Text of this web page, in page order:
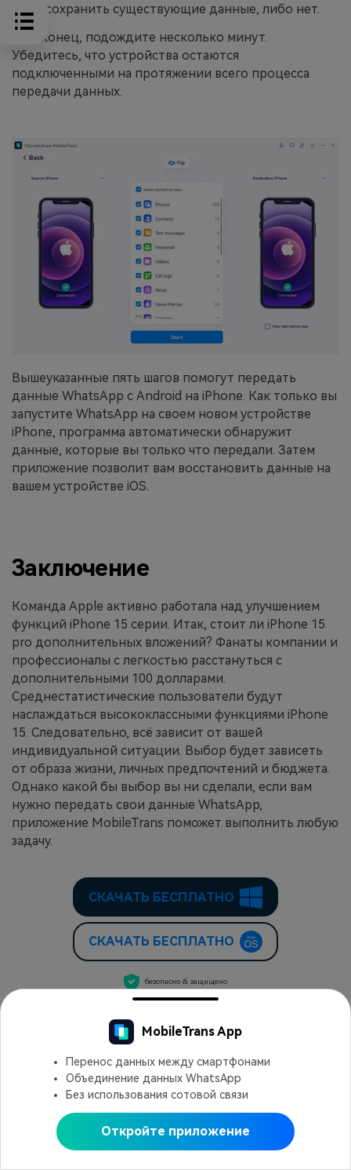
Открыть в MobileTrans
MobileTrans App
Перенос данных между смартфонами
Объединение данных WhatsApp
Без использования сотовой связи
Откройте приложение
либо сохранить существующие данные, либо нет.
5. Наконец, подождите несколько минут.
Убедитесь, что устройства остаются
подключенными на протяжении всего процесса
передачи данных.
Вышеуказанные пять шагов помогут передать
данные WhatsApp с Android на iPhone. Как только вы
запустите WhatsApp на своем новом устройстве
iPhone, программа автоматически обнаружит
данные, которые вы только что передали. Затем
приложение позволит вам восстановить данные на
вашем устройстве iOS.
Заключение
Команда Apple активно работала над улучшением
функций iPhone 15 серии. Итак, стоит ли iPhone 15
pro дополнительных вложений? Фанаты компании и
профессионалы с легкостью расстануться с
дополнительными 100 долларами.
Среднестатистические пользователи будут
наслаждаться высококлассными функциями iPhone
15. Следовательно, всё зависит от вашей
индивидуальной ситуации. Выбор будет зависеть
от образа жизни, личных предпочтений и бюджета.
Однако какой бы выбор вы ни сделали, если вам
нужно передать свои данные WhatsApp,
приложение MobileTrans поможет выполнить любую
задачу.
СКАЧАТЬ БЕСПЛАТНО
СКАЧАТЬ БЕСПЛАТНО
безопасно & защищено
Поделиться статьей:
Может быть, вы тоже интересуетесь
4 Метода для переноса контактов с одного iPhone